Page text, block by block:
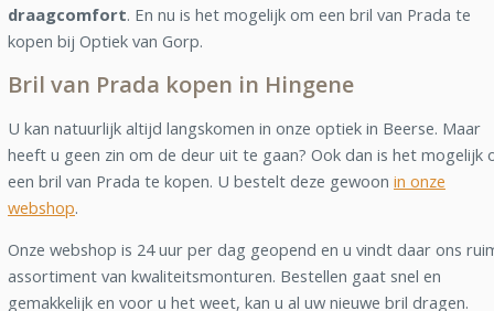
draagcomfort. En nu is het mogelijk om een bril van Prada te
kopen bij Optiek van Gorp.
Bril van Prada kopen in Hingene
U kan natuurlijk altijd langskomen in onze optiek in Beerse. Maar
heeft u geen zin om de deur uit te gaan? Ook dan is het mogelijk
een bril van Prada te kopen. U bestelt deze gewoon in onze
webshop.
Onze webshop is 24 uur per dag geopend en u vindt daar ons
assortiment van kwaliteitsmonturen. Bestellen gaat snel en
gemakkelijk en voor u het weet, kan u al uw nieuwe bril dragen.